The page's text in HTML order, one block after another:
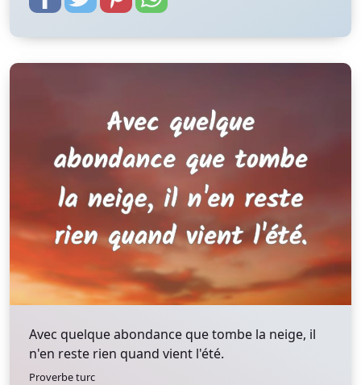
Avec quelque abondance que tombe la neige, il
n'en reste rien quand vient l'été.
Proverbe turc